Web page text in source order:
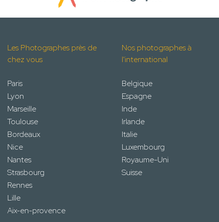
Les Photographes près de
chez vous
Paris
Lyon
Marseille
Toulouse
Bordeaux
Nice
Nantes
Strasbourg
Rennes
Lille
Aix-en-provence
Nos photographes à
l'international
Belgique
Espagne
Inde
Irlande
Italie
Luxembourg
Royaume-Uni
Suisse